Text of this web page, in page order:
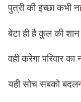
पुत्री की इच्छा कभी
बेटा ही है कुल की
वही करेगा परिवार का
यही सोच सबको